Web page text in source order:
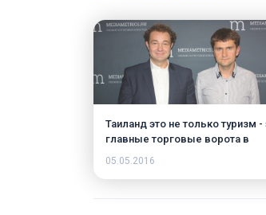
Таиланд это не только туризм -
главные торговые ворота в
ACEAN
05.05.2016